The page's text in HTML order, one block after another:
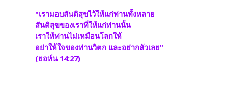
"เรามอบสันติสุขไว้ให้แก่ท่านทั้งหลาย
สันติสุขของเราที่ให้แก่ท่านนั้น
เราให้ท่านไม่เหมือนโลกให้
อย่าให้ใจของท่านวิตก และอย่ากลัวเลย"
(ยอห์น 14:27)